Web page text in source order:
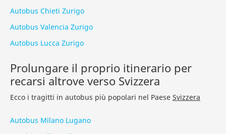
Autobus Chieti Zurigo
Autobus Valencia Zurigo
Autobus Lucca Zurigo
Prolungare il proprio itinerario per
recarsi altrove verso Svizzera
Ecco i tragitti in autobus più popolari nel Paese Svizzera
Autobus Milano Lugano